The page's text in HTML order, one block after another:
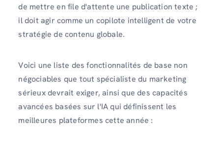
de mettre en file d'attente une publication texte ;
il doit agir comme un copilote intelligent de votre
stratégie de contenu globale.
Voici une liste des fonctionnalités de base non
négociables que tout spécialiste du marketing
sérieux devrait exiger, ainsi que des capacités
avancées basées sur l'IA qui définissent les
meilleures plateformes cette année :